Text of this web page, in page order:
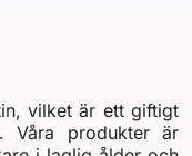
vilket är ett giftigt
Våra produkter är